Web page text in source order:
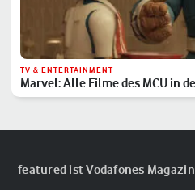
TV & ENTERTAINMENT
Marvel: Alle Filme des MCU in
Reihenfolge
featured ist Vodafones